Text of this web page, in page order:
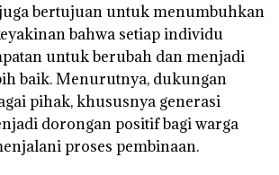
bertujuan untuk menumbuhkan
bahwa setiap individu
untuk berubah dan menjadi
baik. Menurutnya, dukungan
pihak, khususnya generasi
dorongan positif bagi warga
proses pembinaan.